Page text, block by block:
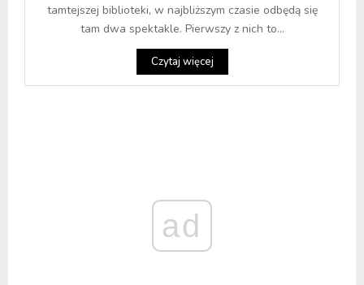
tamtejszej biblioteki, w najbliższym czasie odbędą się
tam dwa spektakle. Pierwszy z nich to...
Czytaj więcej
ad